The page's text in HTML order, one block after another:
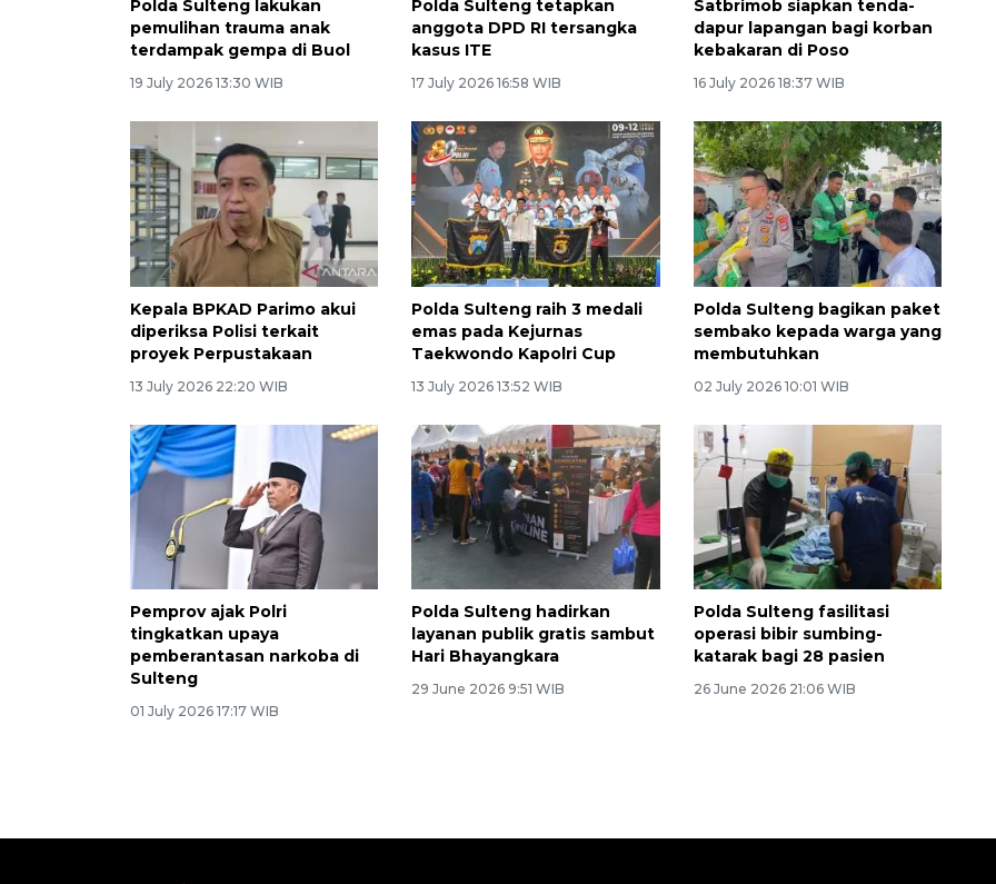
Polda Sulteng lakukan
pemulihan trauma anak
terdampak gempa di Buol
19 July 2026 13:30 WIB
Polda Sulteng tetapkan
anggota DPD RI tersangka
kasus ITE
17 July 2026 16:58 WIB
Satbrimob siapkan tenda-
dapur lapangan bagi korban
kebakaran di Poso
16 July 2026 18:37 WIB
Kepala BPKAD Parimo akui
diperiksa Polisi terkait
proyek Perpustakaan
13 July 2026 22:20 WIB
Polda Sulteng raih 3 medali
emas pada Kejurnas
Taekwondo Kapolri Cup
13 July 2026 13:52 WIB
Polda Sulteng bagikan paket
sembako kepada warga yang
membutuhkan
02 July 2026 10:01 WIB
Pemprov ajak Polri
tingkatkan upaya
pemberantasan narkoba di
Sulteng
01 July 2026 17:17 WIB
Polda Sulteng hadirkan
layanan publik gratis sambut
Hari Bhayangkara
29 June 2026 9:51 WIB
Polda Sulteng fasilitasi
operasi bibir sumbing-
katarak bagi 28 pasien
26 June 2026 21:06 WIB